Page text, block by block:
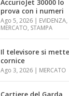
AccurioJet 30000 lo
prova con i numeri
Ago 5, 2026 | EVIDENZA,
MERCATO, STAMPA
Il televisore si
cornice
Ago 3, 2026 | MERCATO